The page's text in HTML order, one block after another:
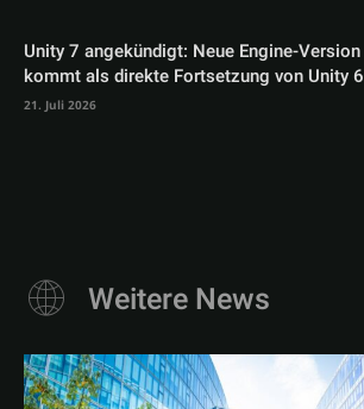
Unity 7 angekündigt: Neue Engine-Version
kommt als direkte Fortsetzung von Unity 6
21. Juli 2026
Weitere News